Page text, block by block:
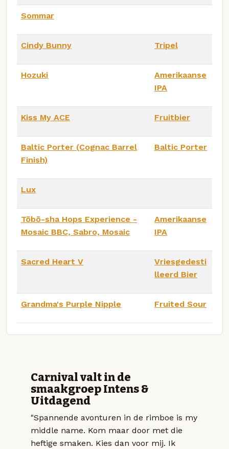
Sommar
Cindy Bunny Tripel
Hozuki
Amerikaanse
IPA
Kiss My ACE Fruitbier
Baltic Porter (Cognac Barrel
Finish)
Baltic Porter
Lux
Tōbō-sha Hops Experience -
Mosaic BBC, Sabro, Mosaic
Amerikaanse
IPA
Sacred Heart V
Vriesgedesti
lleerd Bier
Grandma's Purple Nipple Fruited Sour
Carnival valt in de
smaakgroep Intens &
Uitdagend
"Spannende avonturen in de rimboe is my
middle name. Kom maar door met die
heftige smaken. Kies dan voor mij. Ik